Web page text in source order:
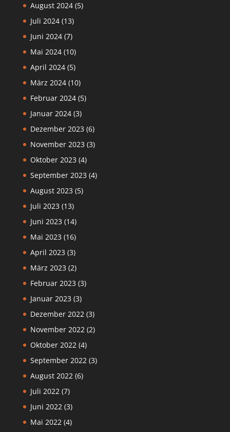
August 2024(5)
Juli 2024(13)
Juni 2024(7)
Mai 2024(10)
April 2024(5)
März 2024(10)
Februar 2024(5)
Januar 2024(3)
Dezember 2023 (6)
November 2023 (3)
Oktober 2023 (4)
September 2023 (4)
August 2023 (5)
Juli 2023 (13)
Juni 2023 (14)
Mai 2023 (16)
April 2023 (3)
März 2023 (2)
Februar 2023 (3)
Januar 2023 (3)
Dezember 2022(3)
November 2022(2)
Oktober 2022(4)
September 2022(3)
August 2022(6)
Juli 2022(7)
Juni 2022(3)
Mai 2022(4)